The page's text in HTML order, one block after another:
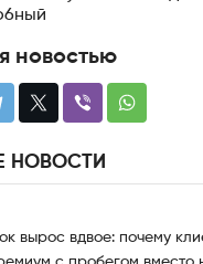
новостью
НОВОСТИ
вырос вдвое: почему